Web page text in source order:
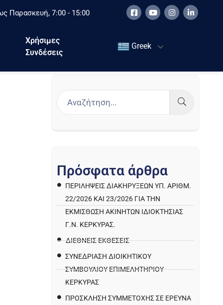
Παρασκευή, 7:00 - 15:00
Χρήσιμες
Συνδέσεις
Greek
Πρόσφατα άρθρα
ΠΕΡΙΛΉΨΕΙΣ ΔΙΑΚΗΡΎΞΕΩΝ ΥΠ. ΑΡΙΘΜ.
22/2026 ΚΑΙ 23/2026 ΓΙΑ ΤΗΝ
ΕΚΜΊΣΘΩΣΗ ΑΚΙΝΉΤΩΝ ΙΔΙΟΚΤΗΣΊΑΣ
Γ.Ν. ΚΈΡΚΥΡΑΣ.
ΔΙΕΘΝΕΙΣ ΕΚΘΕΣΕΙΣ
ΣΥΝΕΔΡΙΑΣΗ ΔΙΟΙΚΗΤΙΚΟΥ
ΣΥΜΒΟΥΛΙΟΥ ΕΠΙΜΕΛΗΤΗΡΙΟΥ
ΚΕΡΚΥΡΑΣ
ΠΡΌΣΚΛΗΣΗ ΣΥΜΜΕΤΟΧΉΣ ΣΕ ΈΡΕΥΝΑ